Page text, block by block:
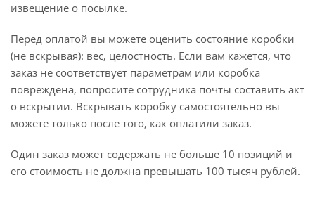
извещение о посылке.
Перед оплатой вы можете оценить состояние коробки
(не вскрывая): вес, целостность. Если вам кажется, что
заказ не соответствует параметрам или коробка
повреждена, попросите сотрудника почты составить акт
о вскрытии. Вскрывать коробку самостоятельно вы
можете только после того, как оплатили заказ.
Один заказ может содержать не больше 10 позиций и
его стоимость не должна превышать 100 тысяч рублей.